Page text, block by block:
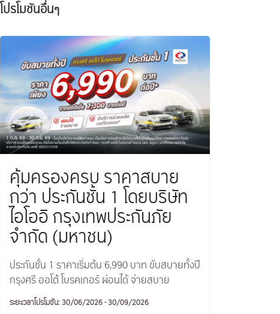
โปรโมชันอื่นๆ
คุ้มครองครบ ราคาสบาย
กว่า ประกันชั้น 1 โดยบริษัท
ไอโออิ กรุงเทพประกันภัย
จำกัด (มหาชน)
ประกันชั้น 1 ราคาเริ่มต้น 6,990 บาท ขับสบายทั้งปี
กรุงศรี ออโต้ โบรคเกอร์ ผ่อนได้ จ่ายสบาย
ระยะเวลาโปรโมชัน: 30/06/2026 - 30/09/2026